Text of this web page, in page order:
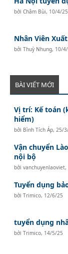
bởiChâm Bùi, 10/4/25
Nhân Viên
bởiThuỳ Nhung, 10/
BÀI VIẾT MỚI
Vị trí: Kế toán
hiểm)
bởi Bình Tích Áp, 25/
Vận chuyển
nội bộ
bởivanchuyenlaoviet,
Tuyển dụng
bởiTrimico, 12/6/25
tuyển dụng
bởiTrimico, 14/5/25